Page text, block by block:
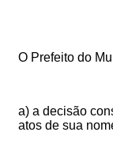
O Prefeito do
a) a decisão
atos de sua